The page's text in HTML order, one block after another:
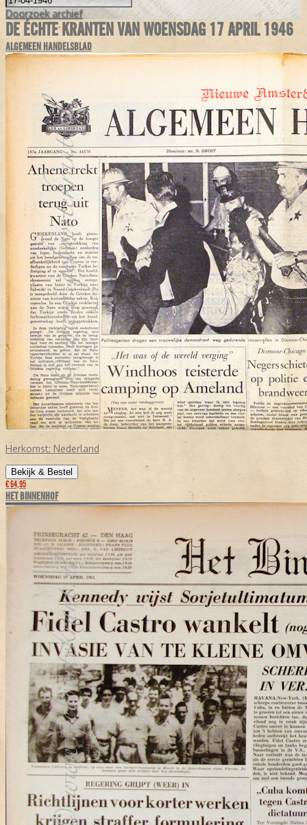
Doorzoek archief
DE ÉCHTE KRANTEN VAN WOENSDAG 17 APRIL 1946
ALGEMEEN HANDELSBLAD
Herkomst: Nederland
Bekijk & Bestel
€ 64,95
HET BINNENHOF